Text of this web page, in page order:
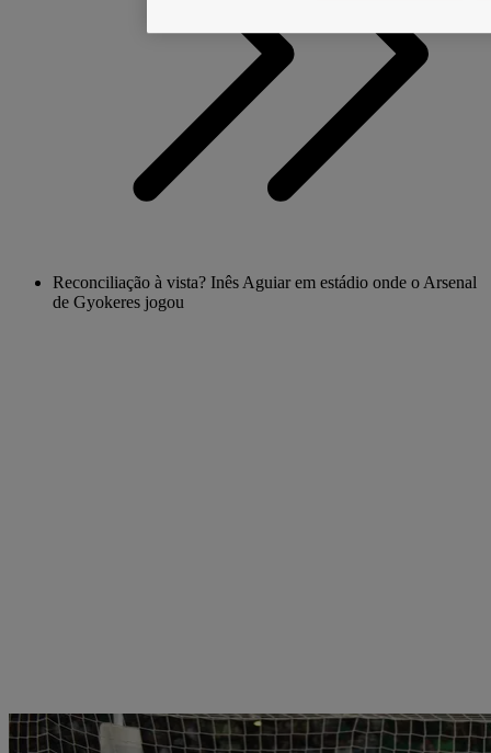
Reconciliação à vista? Inês Aguiar em estádio onde o Arsenal
de Gyokeres jogou